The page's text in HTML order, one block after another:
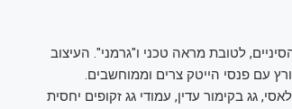
לטובת מראה טכני ו"גרמני". העיצוב
עם פנסי הייטק צרים וממוחשבים.
גג בקימור עדין, עמודי גג זקופים יחסית